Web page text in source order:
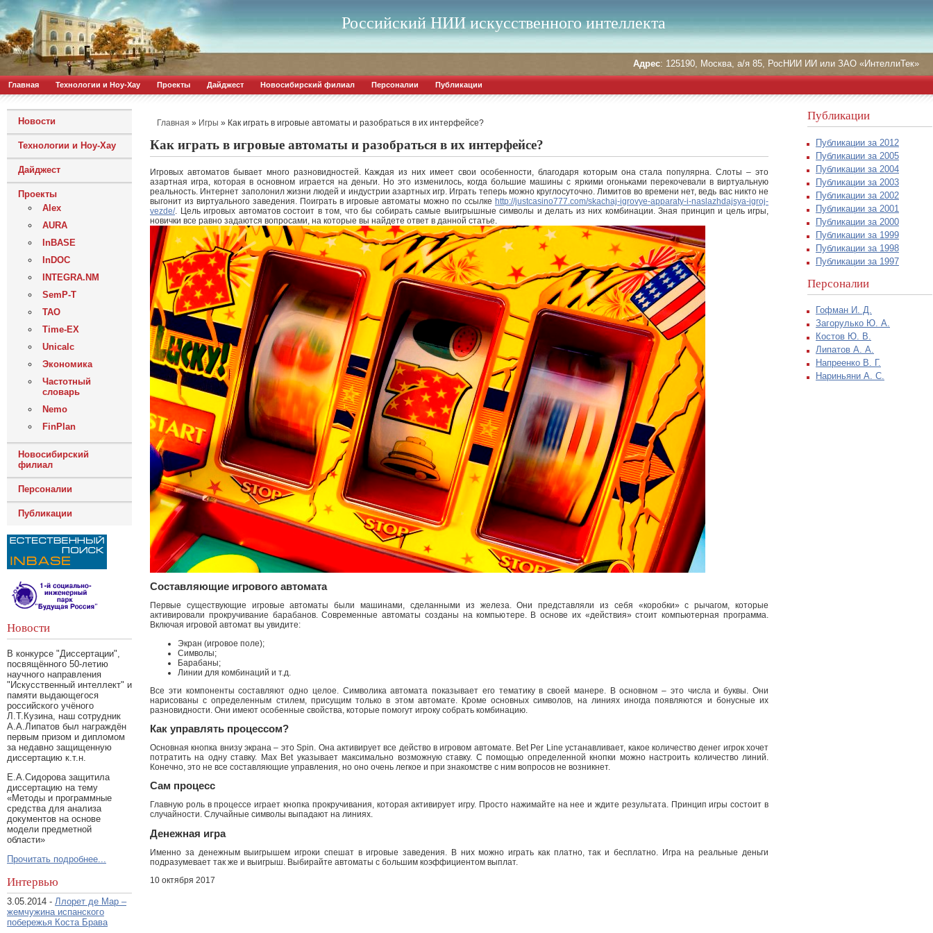
Российский НИИ искусственного интеллекта
Адрес: 125190, Москва, а/я 85, РосНИИ ИИ или ЗАО «ИнтеллиТек»
Главная Технологии и Ноу-Хау Проекты Дайджест Новосибирский филиал Персоналии Публикации
Новости
Технологии и Ноу-Хау
Дайджест
Проекты
Alex
AURA
InBASE
InDOC
INTEGRA.NM
SemP-T
ТАО
Time-EX
Unicalc
Экономика
Частотный
словарь
Nemo
FinPlan
Новосибирский
филиал
Персоналии
Публикации
Новости
В конкурсе "Диссертации",
посвящённого 50-летию
научного направления
"Искусственный интеллект" и
памяти выдающегося
российского учёного
Л.Т.Кузина, наш сотрудник
А.А.Липатов был награждён
первым призом и дипломом
за недавно защищенную
диссертацию к.т.н.
Е.А.Сидорова защитила
диссертацию на тему
«Методы и программные
средства для анализа
документов на основе
модели предметной
области»
Прочитать подробнее...
Интервью
3.05.2014 - Ллорет де Мар –
жемчужина испанского
побережья Коста Брава
Главная » Игры » Как играть в игровые автоматы и разобраться в их интерфейсе?
Как играть в игровые автоматы и разобраться в их интерфейсе?
Игровых автоматов бывает много разновидностей. Каждая из них имеет свои особенности, благодаря которым она стала популярна. Слоты – это
азартная игра, которая в основном играется на деньги. Но это изменилось, когда большие машины с яркими огоньками перекочевали в виртуальную
реальность. Интернет заполонил жизни людей и индустрии азартных игр. Играть теперь можно круглосуточно. Лимитов во времени нет, ведь вас никто не
выгонит из виртуального заведения. Поиграть в игровые автоматы можно по ссылке http://justcasino777.com/skachaj-igrovye-apparaty-i-naslazhdajsya-igroj-
vezde/. Цель игровых автоматов состоит в том, что бы собирать самые выигрышные символы и делать из них комбинации. Зная принцип и цель игры,
новички все равно задаются вопросами, на которые вы найдете ответ в данной статье.
Составляющие игрового автомата
Первые существующие игровые автоматы были машинами, сделанными из железа. Они представляли из себя «коробки» с рычагом, которые
активировали прокручивание барабанов. Современные автоматы созданы на компьютере. В основе их «действия» стоит компьютерная программа.
Включая игровой автомат вы увидите:
Экран (игровое поле);
Символы;
Барабаны;
Линии для комбинаций и т.д.
Все эти компоненты составляют одно целое. Символика автомата показывает его тематику в своей манере. В основном – это числа и буквы. Они
нарисованы с определенным стилем, присущим только в этом автомате. Кроме основных символов, на линиях иногда появляются и бонусные их
разновидности. Они имеют особенные свойства, которые помогут игроку собрать комбинацию.
Как управлять процессом?
Основная кнопка внизу экрана – это Spin. Она активирует все действо в игровом автомате. Bet Per Line устанавливает, какое количество денег игрок хочет
потратить на одну ставку. Max Bet указывает максимально возможную ставку. С помощью определенной кнопки можно настроить количество линий.
Конечно, это не все составляющие управления, но оно очень легкое и при знакомстве с ним вопросов не возникнет.
Сам процесс
Главную роль в процессе играет кнопка прокручивания, которая активирует игру. Просто нажимайте на нее и ждите результата. Принцип игры состоит в
случайности. Случайные символы выпадают на линиях.
Денежная игра
Именно за денежным выигрышем игроки спешат в игровые заведения. В них можно играть как платно, так и бесплатно. Игра на реальные деньги
подразумевает так же и выигрыш. Выбирайте автоматы с большим коэффициентом выплат.
10 октября 2017
Публикации
Публикации за 2012
Публикации за 2005
Публикации за 2004
Публикации за 2003
Публикации за 2002
Публикации за 2001
Публикации за 2000
Публикации за 1999
Публикации за 1998
Публикации за 1997
Персоналии
Гофман И. Д.
Загорулько Ю. А.
Костов Ю. В.
Липатов А. А.
Напреенко В. Г.
Нариньяни А. С.